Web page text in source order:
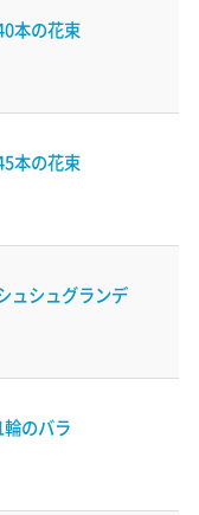
本の花束
本の花束
ュシュグランデ
のバラ